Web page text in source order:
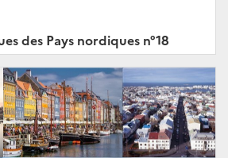
des Pays nordiques n°18